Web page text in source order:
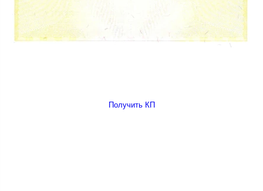
Получить КП